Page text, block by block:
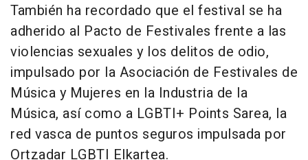
También ha recordado que el festival se ha
adherido al Pacto de Festivales frente a las
violencias sexuales y los delitos de odio,
impulsado por la Asociación de Festivales de
Música y Mujeres en la Industria de la
Música, así como a LGBTI+ Points Sarea, la
red vasca de puntos seguros impulsada por
Ortzadar LGBTI Elkartea.